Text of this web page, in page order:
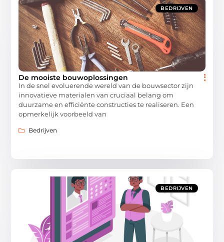
BEDRIJVEN
De mooiste bouwoplossingen
In de snel evoluerende wereld van de bouwsector zijn
innovatieve materialen van cruciaal belang om
duurzame en efficiënte constructies te realiseren. Een
opmerkelijk voorbeeld van
Bedrijven
BEDRIJVEN